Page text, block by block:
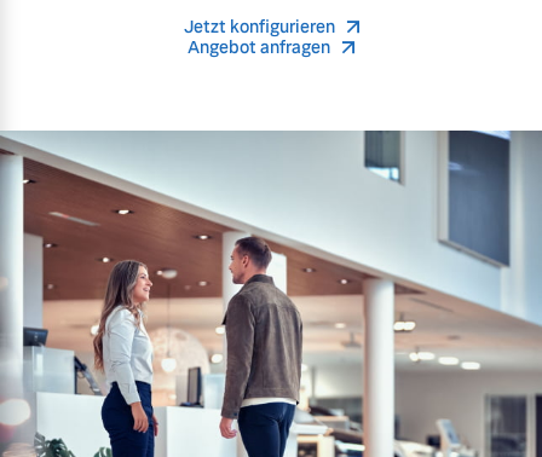
Jetzt konfigurieren
Angebot anfragen